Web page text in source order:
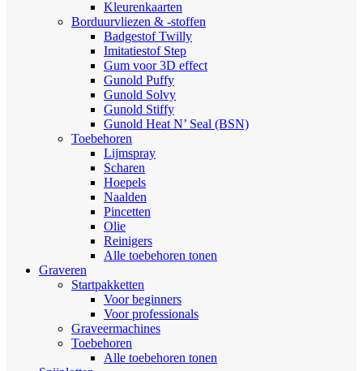
Kleurenkaarten
Borduurvliezen & -stoffen
Badgestof Twilly
Imitatiestof Step
Gum voor 3D effect
Gunold Puffy
Gunold Solvy
Gunold Stiffy
Gunold Heat N’ Seal (BSN)
Toebehoren
Lijmspray
Scharen
Hoepels
Naalden
Pincetten
Olie
Reinigers
Alle toebehoren tonen
Graveren
Startpakketten
Voor beginners
Voor professionals
Graveermachines
Toebehoren
Alle toebehoren tonen